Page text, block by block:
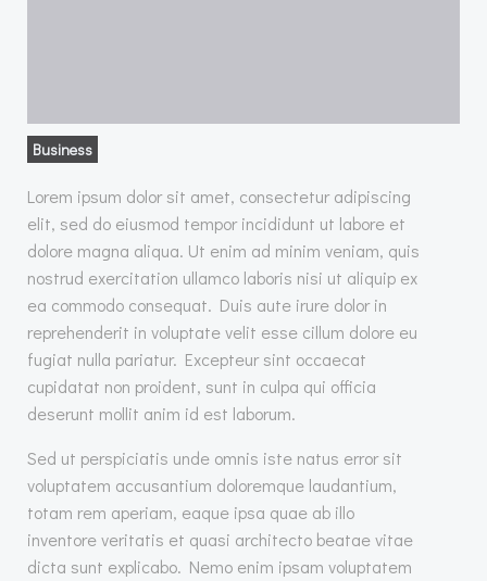
Business
Lorem ipsum dolor sit amet, consectetur adipiscing
elit, sed do eiusmod tempor incididunt ut labore et
dolore magna aliqua. Ut enim ad minim veniam, quis
nostrud exercitation ullamco laboris nisi ut aliquip ex
ea commodo consequat. Duis aute irure dolor in
reprehenderit in voluptate velit esse cillum dolore eu
fugiat nulla pariatur. Excepteur sint occaecat
cupidatat non proident, sunt in culpa qui officia
deserunt mollit anim id est laborum.
Sed ut perspiciatis unde omnis iste natus error sit
voluptatem accusantium doloremque laudantium,
totam rem aperiam, eaque ipsa quae ab illo
inventore veritatis et quasi architecto beatae vitae
dicta sunt explicabo. Nemo enim ipsam voluptatem